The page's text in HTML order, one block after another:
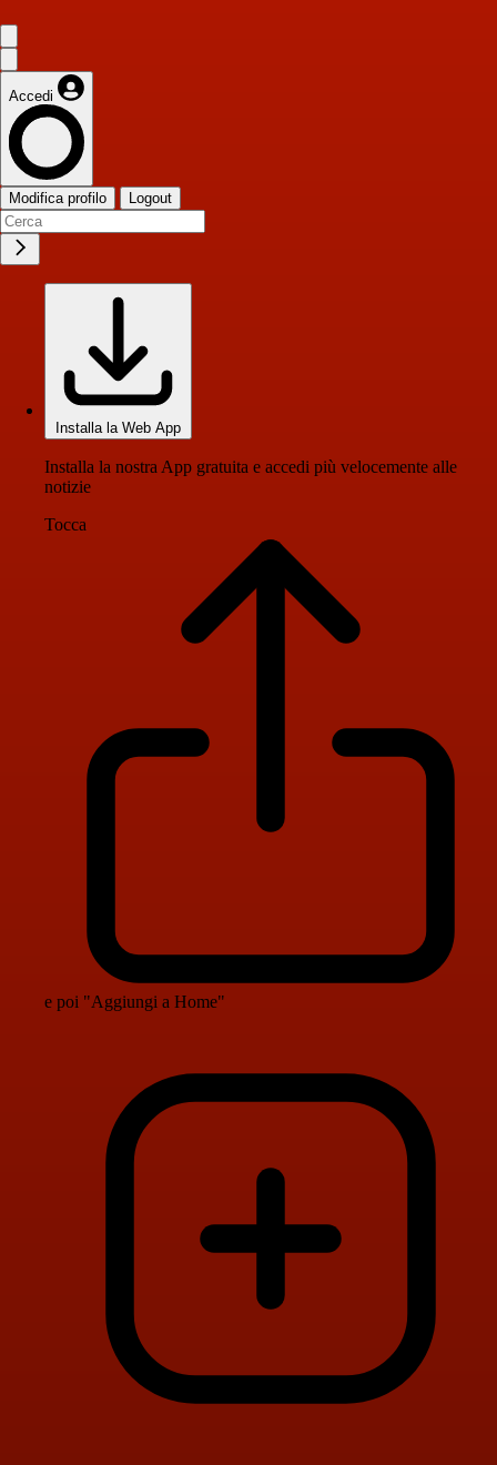
Accedi
Modifica profilo Logout
Installa la Web App
Installa la nostra App gratuita e accedi più velocemente alle
notizie
Tocca
e poi "Aggiungi a Home"